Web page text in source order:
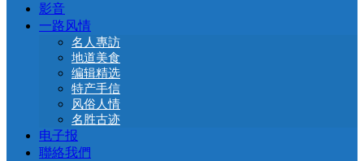
影音
一路风情
名人專訪
地道美食
编辑精选
特产手信
风俗人情
名胜古迹
电子报
聯絡我們